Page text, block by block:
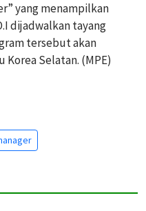
yang menampilkan
dijadwalkan tayang
tersebut akan
Selatan. (MPE)